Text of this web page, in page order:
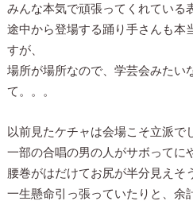
みんな本気で頑張ってくれている
途中から登場する踊り手さんも本
すが、
場所が場所なので、学芸会みたい
て。。。
以前見たケチャは会場こそ立派で
一部の合唱の男の人がサボってに
腰巻がはだけてお尻が半分見えそ
一生懸命引っ張っていたりと、余